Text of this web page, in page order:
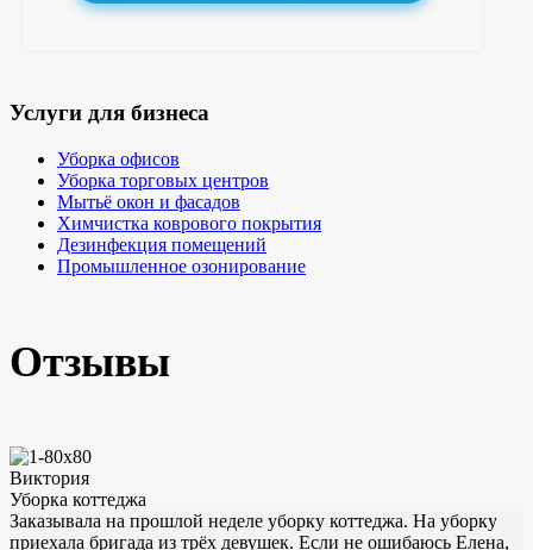
Услуги для бизнеса
Уборка офисов
Уборка торговых центров
Мытьё окон и фасадов
Химчистка коврового покрытия
Дезинфекция помещений
Промышленное озонирование
Отзывы
Виктория
Уборка коттеджа
Заказывала на прошлой неделе уборку коттеджа. На уборку
приехала бригада из трёх девушек. Если не ошибаюсь Елена,